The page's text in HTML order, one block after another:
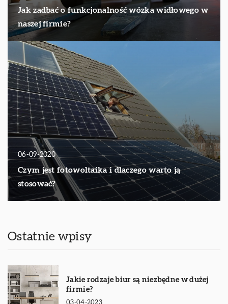
Jak zadbać o funkcjonalność wózka widłowego w
naszej firmie?
06-09-2020
Czym jest fotowoltaika i dlaczego warto ją
stosować?
Ostatnie wpisy
Jakie rodzaje biur są niezbędne w dużej
firmie?